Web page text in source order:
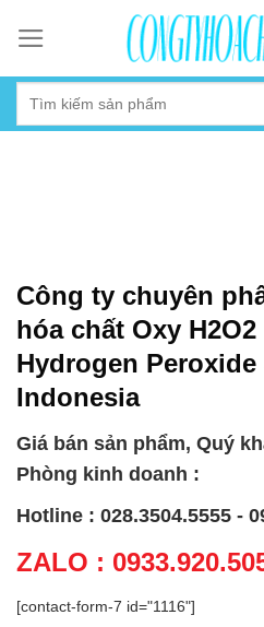
content
Công ty chuyên
hóa chất Oxy
Hydrogen Peroxide
Indonesia
Giá bán sản phẩm, Quý
Phòng kinh doanh :
Hotline : 028.3504.5555 -
ZALO :
[contact-form-7 id="1116"]